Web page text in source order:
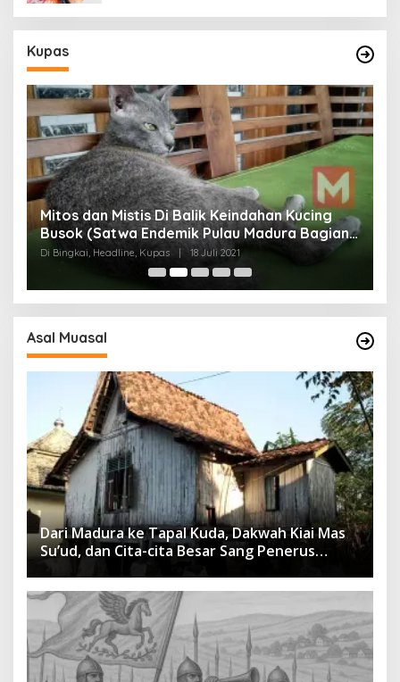
Kupas
Mitos dan Mistis Di Balik Keindahan Kucing
Busok (Satwa Endemik Pulau Madura Bagian
I)
Di Bingkai, Headline, Kupas 18 Juli 2021
Asal Muasal
Dari Madura ke Tapal Kuda, Dakwah Kiai Mas
Su’ud, dan Cita-cita Besar Sang Penerus
Menusantara dan Mendunia